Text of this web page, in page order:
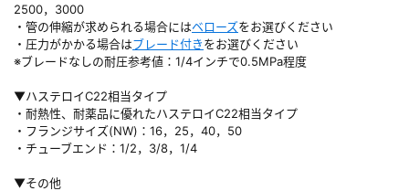
2500，3000
・管の伸縮が求められる場合にはベローズをお選びください
・圧力がかかる場合はブレード付きをお選びください
※ブレードなしの耐圧参考値：1/4インチで0.5MPa程度
▼ハステロイC22相当タイプ
・耐熱性、耐薬品に優れたハステロイC22相当タイプ
・フランジサイズ(NW)：16，25，40，50
・チューブエンド：1/2，3/8，1/4
▼その他